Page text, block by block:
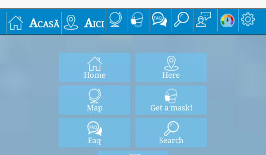
Acasă Aici
Home Here
Map Get a mask!
Faq Search